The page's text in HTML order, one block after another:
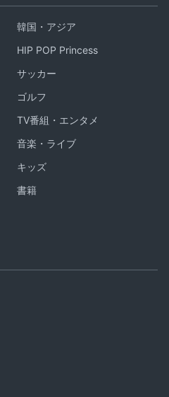
韓国・アジア
HIP POP Princess
サッカー
ゴルフ
TV番組・エンタメ
音楽・ライブ
キッズ
書籍